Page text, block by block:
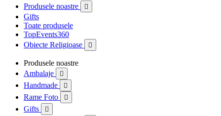
Produsele noastre 
Gifts
Toate produsele
TopEvents360
Obiecte Religioase

Produsele noastre
Ambalaje

Handmade 
Rame Foto 
Gifts 